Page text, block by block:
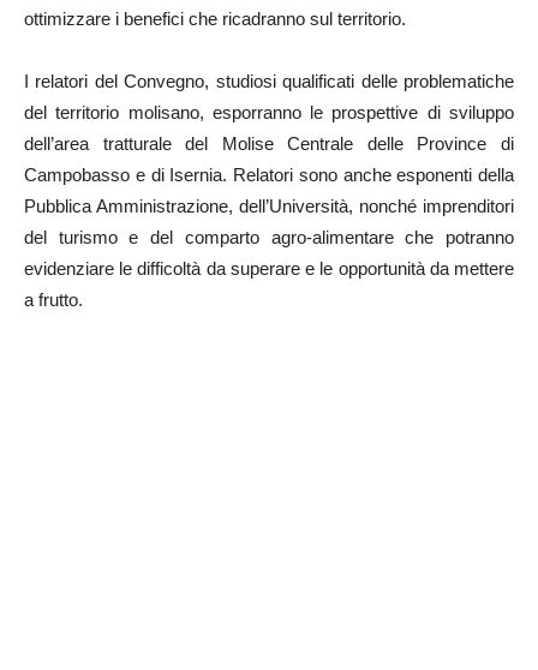
ottimizzare i benefici che ricadranno sul territorio.
I relatori del Convegno, studiosi qualificati delle problematiche
del territorio molisano, esporranno le prospettive di sviluppo
dell’area tratturale del Molise Centrale delle Province di
Campobasso e di Isernia. Relatori sono anche esponenti della
Pubblica Amministrazione, dell’Università, nonché imprenditori
del turismo e del comparto agro-alimentare che potranno
evidenziare le difficoltà da superare e le opportunità da mettere
a frutto.